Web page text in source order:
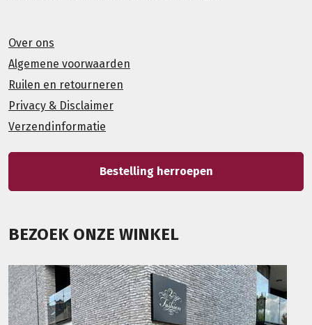
Over ons
Algemene voorwaarden
Ruilen en retourneren
Privacy & Disclaimer
Verzendinformatie
Bestelling herroepen
BEZOEK ONZE WINKEL